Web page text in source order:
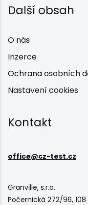
Další obsah
O nás
Inzerce
Ochrana osobních
Nastavení cookies
Kontakt
office@cz-test.cz
Granville, s.r.o.
Počernická 272/96,